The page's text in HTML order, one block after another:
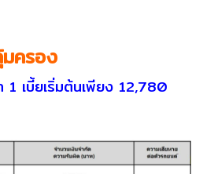
ครอง
1 เบี้ยเริ่มต้นเพียง 12,780